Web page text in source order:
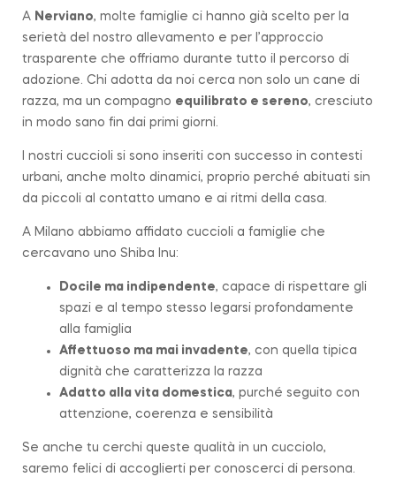
A Nerviano, molte famiglie ci hanno già scelto per la
serietà del nostro allevamento e per l’approccio
trasparente che offriamo durante tutto il percorso di
adozione. Chi adotta da noi cerca non solo un cane di
razza, ma un compagno equilibrato e sereno, cresciuto
in modo sano fin dai primi giorni.
I nostri cuccioli si sono inseriti con successo in contesti
urbani, anche molto dinamici, proprio perché abituati sin
da piccoli al contatto umano e ai ritmi della casa.
A Milano abbiamo affidato cuccioli a famiglie che
cercavano uno Shiba Inu:
Docile ma indipendente, capace di rispettare gli
spazi e al tempo stesso legarsi profondamente
alla famiglia
Affettuoso ma mai invadente, con quella tipica
dignità che caratterizza la razza
Adatto alla vita domestica, purché seguito con
attenzione, coerenza e sensibilità
Se anche tu cerchi queste qualità in un cucciolo,
saremo felici di accoglierti per conoscerci di persona.